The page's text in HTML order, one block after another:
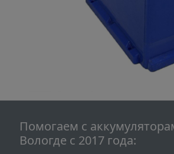
Помогаем c
Вологде с 2017 года: